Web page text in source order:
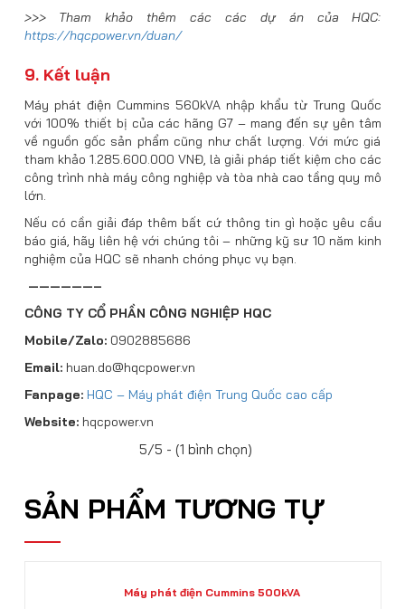
>>> Tham khảo thêm các các dự án của HQC:
https://hqcpower.vn/duan/
9. Kết luận
Máy phát điện Cummins 560kVA nhập khẩu từ Trung Quốc
với 100% thiết bị của các hãng G7 – mang đến sự yên tâm
về nguồn gốc sản phẩm cũng như chất lượng. Với mức giá
tham khảo 1.285.600.000 VNĐ, là giải pháp tiết kiệm cho các
công trình nhà máy công nghiệp và tòa nhà cao tầng quy mô
lớn.
Nếu có cần giải đáp thêm bất cứ thông tin gì hoặc yêu cầu
báo giá, hãy liên hệ với chúng tôi – những kỹ sư 10 năm kinh
nghiệm của HQC sẽ nhanh chóng phục vụ bạn.
——————–
CÔNG TY CỔ PHẦN CÔNG NGHIỆP HQC
Mobile/Zalo:0902885686
Email:huan.do@hqcpower.vn
Fanpage: HQC – Máy phát điện Trung Quốc cao cấp
Website:hqcpower.vn
5/5 - (1 bình chọn)
SẢN PHẨM TƯƠNG TỰ
Máy phát điện Cummins 500kVA